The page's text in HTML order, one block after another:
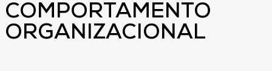
COMPORTAMENTO
ORGANIZACIONAL